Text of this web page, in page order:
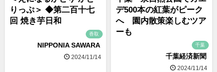
りっぷ＞ ◆第二百十七
回 焼き芋日和
香取
NIPPONIA SAWARA
2024/11/14
デ500本の紅葉がピーク
へ 園内散策楽しむツア
ーも
千葉
千葉経済新聞
2024/11/14